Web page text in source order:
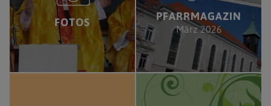
FOTOS PFARRMAGAZIN
März 2026